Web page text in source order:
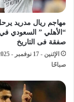
مهاجم ريال مدريد
“الأهلي ” السعودي
صفقة فى التاريخ
صباحًا